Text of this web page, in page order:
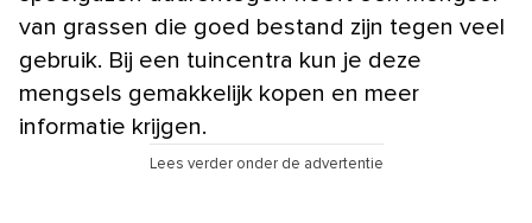
van grassen die goed bestand zijn tegen veel
gebruik. Bij een tuincentra kun je deze
mengsels gemakkelijk kopen en meer
informatie krijgen.
Lees verder onder de advertentie